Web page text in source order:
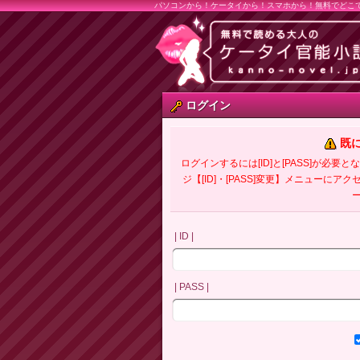
パソコンから！ケータイから！スマホから！無料でどこ
ログイン
既
ログインするには[ID]と[PASS]が必要と
ジ【[ID]・[PASS]変更】メニューにアク
| ID |
| PASS |